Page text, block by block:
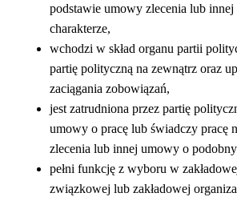
podstawie umowy zlecenia lub
charakterze,
wchodzi w skład organu partii
partię polityczną na zewnątrz oraz
zaciągania zobowiązań,
jest zatrudniona przez partię
umowy o pracę lub świadczy pracę
zlecenia lub innej umowy o
pełni funkcję z wyboru w
związkowej lub zakładowej